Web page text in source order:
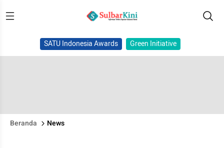
SATU Indonesia Awards Green Initiative
Beranda News